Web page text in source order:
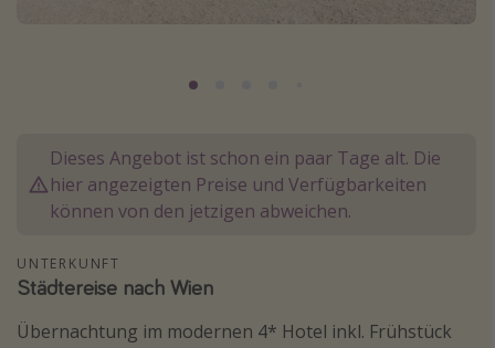
Normandie Urlaub
Krabi Urlaub
Tulum Urlaub
Japan Rundreise
Reisethemen
Dieses Angebot ist schon ein paar Tage alt. Die
hier angezeigten Preise und Verfügbarkeiten
können von den jetzigen abweichen.
UNTERKUNFT
Städtereise nach Wien
Übernachtung im modernen 4* Hotel inkl. Frühstück